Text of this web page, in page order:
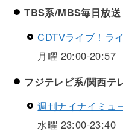
TBS系/MBS毎日放送
CDTVライブ！ラ
月曜 20:00-20:57
フジテレビ系/関西テ
週刊ナイナイミュ
水曜 23:00-23:40